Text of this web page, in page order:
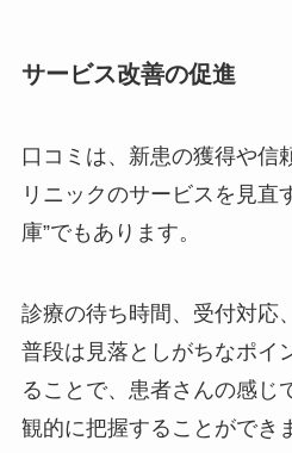
サービス改善の促進
口コミは、新患の獲得や信
リニックのサービスを見直
庫”でもあります。
診療の待ち時間、受付対応
普段は見落としがちなポイ
ることで、患者さんの感じ
観的に把握することができ